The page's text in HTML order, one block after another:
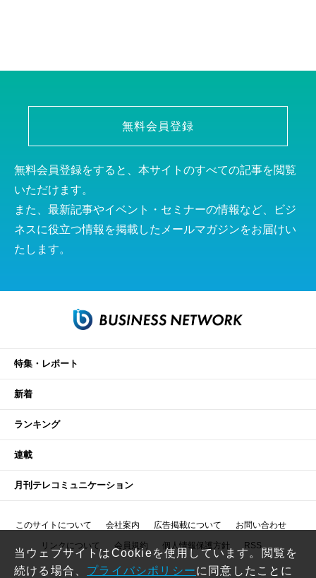
無料会員登録
無料会員登録をすると、本サイトのすべての記事を閲覧
いただけます。
また、最新記事やイベント・セミナーの情報など、ビジ
ネスに役立つ情報を掲載したメールマガジンをお届けい
たします。
特集・レポート
新着
ランキング
連載
月刊テレコミュニケーション
このサイトについて 会社案内 広告掲載について お問い合わせ
リンクについて 会員規約 個人情報保護方針 RSS
当ウェブサイトはCookieを使用しています。閲覧を
続ける場合、 プライバシポリシーに同意したことに